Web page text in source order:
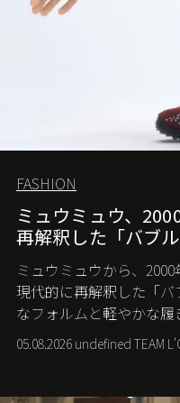
FASHION
ミュウミュウ、
再解釈した「バブ
ミュウミュウから、
現代的に再解釈した「
なフォルムと軽やかな
が、スポーツウェアの美
05.08.2026 undefined TEAM